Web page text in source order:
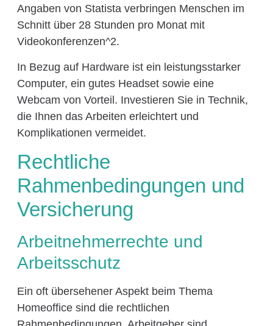
Angaben von Statista verbringen Menschen im
Schnitt über 28 Stunden pro Monat mit
Videokonferenzen^2.
In Bezug auf Hardware ist ein leistungsstarker
Computer, ein gutes Headset sowie eine
Webcam von Vorteil. Investieren Sie in Technik,
die Ihnen das Arbeiten erleichtert und
Komplikationen vermeidet.
Rechtliche
Rahmenbedingungen und
Versicherung
Arbeitnehmerrechte und
Arbeitsschutz
Ein oft übersehener Aspekt beim Thema
Homeoffice sind die rechtlichen